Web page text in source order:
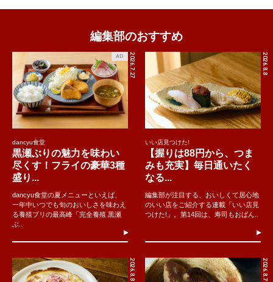
編集部のおすすめ
2026.7.27
AD
dancyu食堂
黒瀬ぶりの魅力を味わい
尽くす！フライの豪華3種
盛り...
dancyu食堂の夏メニューといえば、
一年中いつでも旬のおいしさを味わえ
る養殖ブリの最高峰「完全養殖 黒瀬
ぶ..
2026.8.8
いい店見つけた!
【握りは88円から、つま
みも充実】毎日通いたく
なる...
編集部が注目する、おいしくて居心地
のいい店をご紹介する連載「いい店見
つけた!」。第14回は、寿司もおばん..
2026.8.8 2026.8.7